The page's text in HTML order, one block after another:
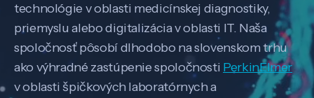
technológie v oblasti medicínskej diagnostiky,
priemyslu alebo digitalizácia v oblasti IT. Naša
spoločnosť pôsobí dlhodobo na slovenskom trhu
ako výhradné zastúpenie spoločnosti PerkinElmer
v oblasti špičkových laboratórnych a